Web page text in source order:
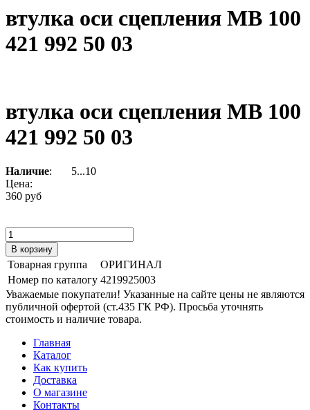
втулка оси сцепления МВ 100
421 992 50 03
втулка оси сцепления МВ 100
421 992 50 03
Наличие:
5...10
Цена:
360 руб
Товарная группа
ОРИГИНАЛ
Номер по каталогу 4219925003
Уважаемые покупатели! Указанные на сайте цены не являются
публичной офертой (ст.435 ГК РФ). Просьба уточнять
стоимость и наличие товара.
Главная
Каталог
Как купить
Доставка
О магазине
Контакты